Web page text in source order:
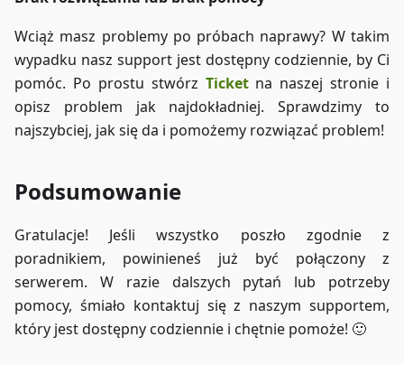
Wciąż masz problemy po próbach naprawy? W takim
wypadku nasz support jest dostępny codziennie, by Ci
pomóc. Po prostu stwórz Ticketna naszej stronie i
opisz problem jak najdokładniej. Sprawdzimy to
najszybciej, jak się da i pomożemy rozwiązać problem!
Podsumowanie
Gratulacje! Jeśli wszystko poszło zgodnie z
poradnikiem, powinieneś już być połączony z
serwerem. W razie dalszych pytań lub potrzeby
pomocy, śmiało kontaktuj się z naszym supportem,
który jest dostępny codziennie i chętnie pomoże! 🙂